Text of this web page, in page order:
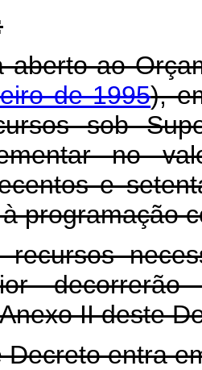
aberto ao
de 1995),
sob
no
e
programação
II deste
Decreto entra